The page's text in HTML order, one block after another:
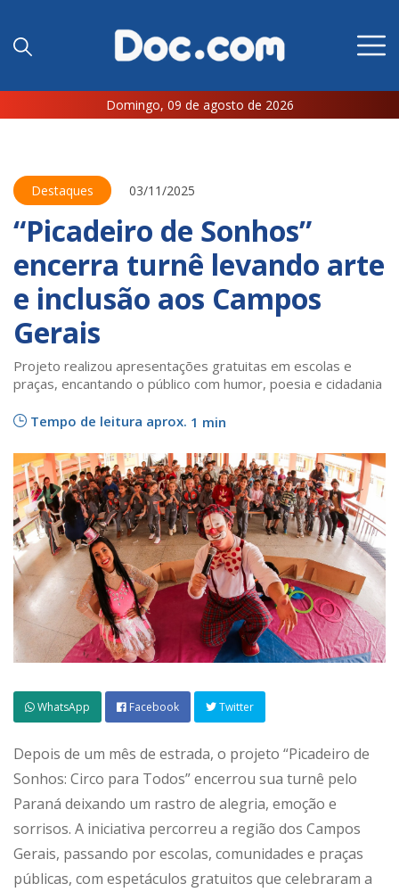
Domingo, 09 de agosto de 2026
Destaques 03/11/2025
“Picadeiro de Sonhos”
encerra turnê levando arte
e inclusão aos Campos
Gerais
Projeto realizou apresentações gratuitas em escolas e
praças, encantando o público com humor, poesia e cidadania
Tempo de leitura aprox. 1 min
WhatsApp Facebook Twitter
Depois de um mês de estrada, o projeto “Picadeiro de
Sonhos: Circo para Todos” encerrou sua turnê pelo
Paraná deixando um rastro de alegria, emoção e
sorrisos. A iniciativa percorreu a região dos Campos
Gerais, passando por escolas, comunidades e praças
públicas, com espetáculos gratuitos que celebraram a